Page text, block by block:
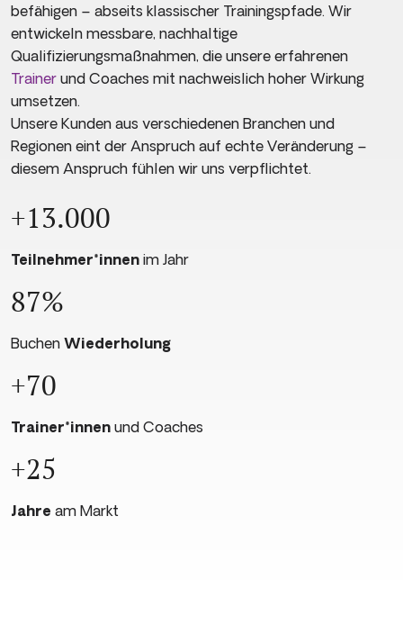
befähigen – abseits klassischer Trainingspfade. Wir
entwickeln messbare, nachhaltige
Qualifizierungsmaßnahmen, die unsere erfahrenen
Trainer und Coaches mit nachweislich hoher Wirkung
umsetzen.
Unsere Kunden aus verschiedenen Branchen und
Regionen eint der Anspruch auf echte Veränderung –
diesem Anspruch fühlen wir uns verpflichtet.
+13.000
Teilnehmer*innen im Jahr
87%
Buchen Wiederholung
+70
Trainer*innen und Coaches
+25
Jahre am Markt